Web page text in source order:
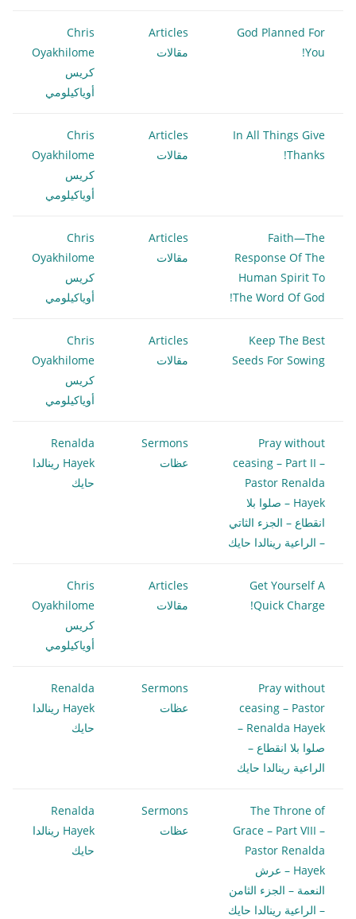
God Planned For
You!
Articles
مقالات
Chris
Oyakhilome
كريس
أوياكيلومي
In All Things Give
Thanks!
Articles
مقالات
Chris
Oyakhilome
كريس
أوياكيلومي
Faith—The
Response Of The
Human Spirit To
The Word Of God!
Articles
مقالات
Chris
Oyakhilome
كريس
أوياكيلومي
Keep The Best
Seeds For Sowing
Articles
مقالات
Chris
Oyakhilome
كريس
أوياكيلومي
Pray without
ceasing – Part II –
Pastor Renalda
Hayek – صلوا بلا
انقطاع – الجزء الثاتي
– الراعية رينالدا حايك
Sermons
عظات
Renalda
Hayek رينالدا
حايك
Get Yourself A
Quick Charge!
Articles
مقالات
Chris
Oyakhilome
كريس
أوياكيلومي
Pray without
ceasing – Pastor
Renalda Hayek –
صلوا بلا انقطاع –
الراعية رينالدا حايك
Sermons
عظات
Renalda
Hayek رينالدا
حايك
The Throne of
Grace – Part VIII –
Pastor Renalda
Hayek – عرش
النعمة – الجزء الثامن
– الراعية رينالدا حايك
Sermons
عظات
Renalda
Hayek رينالدا
حايك